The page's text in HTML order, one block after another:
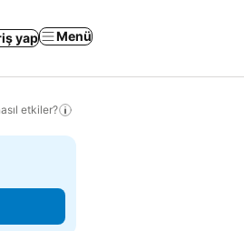
yap Menü
etkiler?